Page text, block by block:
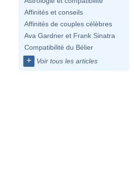
Affinités et conseils
Affinités de couples célèbres
Ava Gardner et Frank Sinatra
Compatibilité du Bélier
+ Voir tous les articles